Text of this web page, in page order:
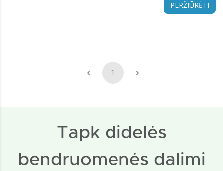
PERŽIŪRĖTI
‹ 1 ›
Tapk didelės
bendruomenės dalimi